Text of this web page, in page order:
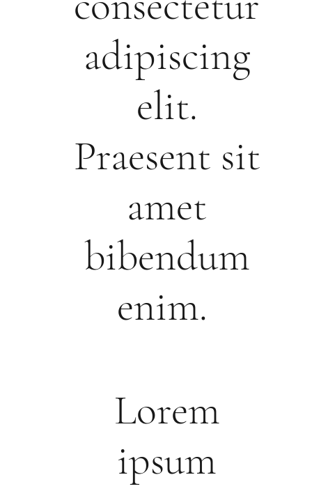
adipiscing
elit.
Praesent sit
amet
bibendum
enim.
Lorem
ipsum